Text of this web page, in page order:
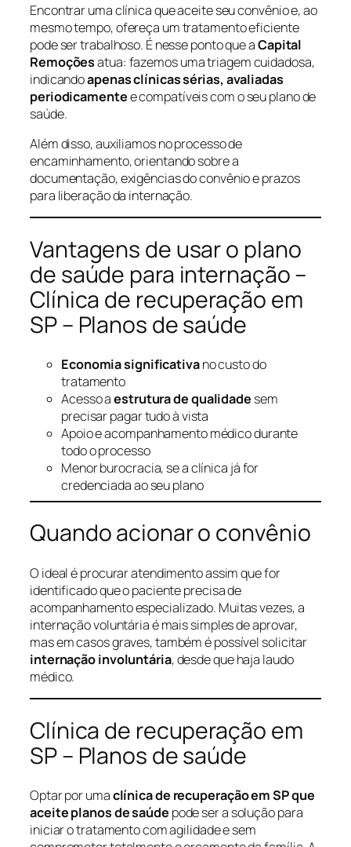
Encontrar uma clínica que aceite seu convênio e, ao
mesmo tempo, ofereça um tratamento eficiente
pode ser trabalhoso. É nesse ponto que aCapital
Remoçõesatua: fazemos uma triagem cuidadosa,
indicandoapenas clínicas sérias, avaliadas
periodicamentee compatíveis com o seu plano de
saúde.
Além disso, auxiliamos no processo de
encaminhamento, orientando sobre a
documentação, exigências do convênio e prazos
para liberação da internação.
Vantagens de usar o plano
de saúde para internação –
Clínica de recuperação em
SP – Planos de saúde
Economia significativano custo do
tratamento
Acesso aestrutura de qualidade sem
precisar pagar tudo à vista
Apoio e acompanhamento médico durante
todo o processo
Menor burocracia, se a clínica já for
credenciada ao seu plano
Quando acionar o convênio
O ideal é procurar atendimento assim que for
identificado que o paciente precisa de
acompanhamento especializado. Muitas vezes, a
internação voluntária é mais simples de aprovar,
mas em casos graves, também é possível solicitar
internação involuntária, desde que haja laudo
médico.
Clínica de recuperação em
SP – Planos de saúde
Optar por umaclínica de recuperação em SP que
aceite planos de saúde pode ser a solução para
iniciar o tratamento com agilidade e sem